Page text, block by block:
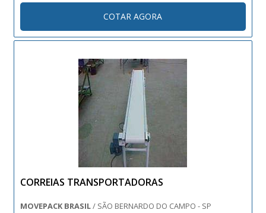
(2,65 mm) e rosca laminada de chapa de 4,25 mm, com
borda reforçada. Os modelos da linha Ch de
transportador de ....
COTAR AGORA
CORREIAS TRANSPORTADORAS
MOVEPACK BRASIL/ SÃO BERNARDO DO CAMPO - SP